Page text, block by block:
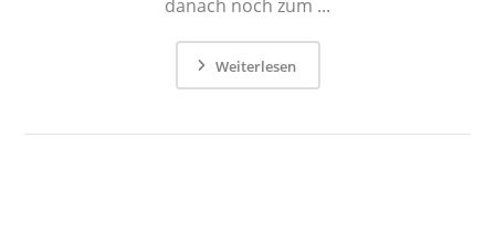
danach noch zum ...
Weiterlesen